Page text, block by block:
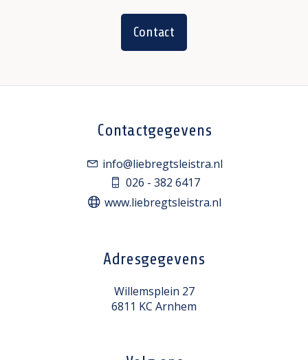
Contact
Contactgegevens
info@liebregtsleistra.nl
026 - 382 6417
www.liebregtsleistra.nl
Adresgegevens
Willemsplein 27
6811 KC Arnhem